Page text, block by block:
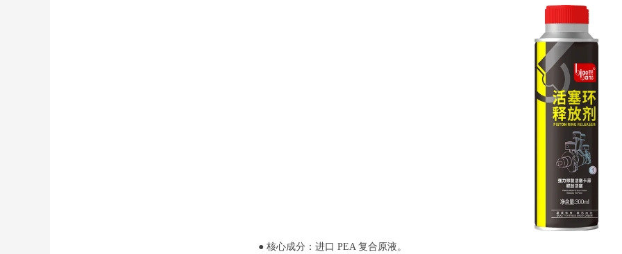
● 核心成分：进口 PEA 复合原液。